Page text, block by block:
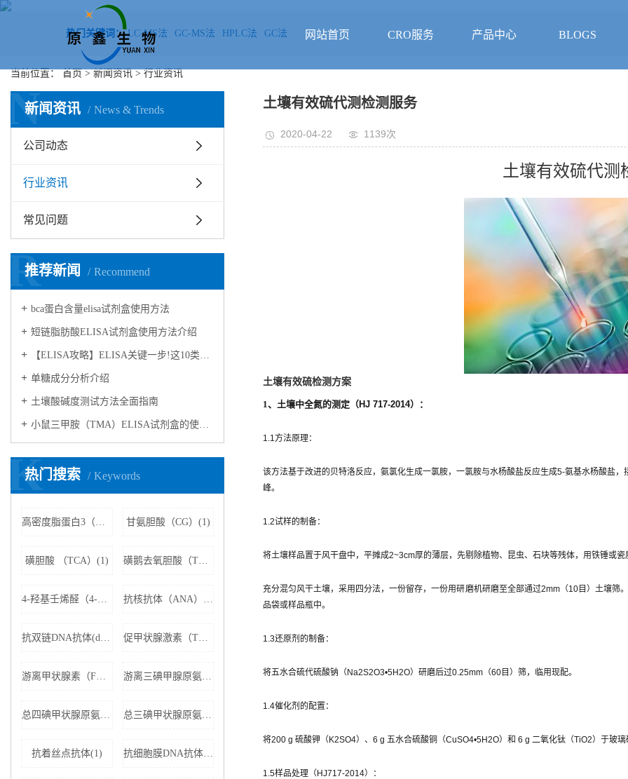
网站首页 CRO服务 产品中心 BLOGS
热门关键词： LC-MS法 GC-MS法 HPLC法 GC法
当前位置： 首页 > 新闻资讯 > 行业资讯
新闻资讯 News & Trends
N
公司动态
行业资讯
常见问题
推荐新闻 Recommend
R
bca蛋白含量elisa试剂盒使用方法
短链脂肪酸ELISA试剂盒使用方法介绍
【ELISA攻略】ELISA关键一步!这10类样品要如何处理?
​单糖成分分析介绍
​土壤酸碱度测试方法全面指南
小鼠三甲胺（TMA）ELISA试剂盒的使用方法
热门搜索 Keywords
K
高密度脂蛋白3（HDL3）(1) 甘氨胆酸（CG）(1)
磺胆酸 （TCA）(1) 磺鹅去氧胆酸（TCDCA）(1)
4-羟基壬烯醛（4-HNE）(1) 抗核抗体（ANA）(1)
抗双链DNA抗体(dsDNA)(1) 促甲状腺激素（TSH）(1)
游离甲状腺素（FT4）(1) 游离三碘甲腺原氨酸（FT3）(1)
总四碘甲状腺原氨酸（TT4）(1) 总三碘甲状腺原氨酸（TT3)(1)
抗着丝点抗体(1) 抗细胞膜DNA抗体(1)
土壤有效硫代测检测服务
2020-04-22 1139次
土壤有效硫代测
土壤有效硫检测方案
1、土壤中全氮的测定（HJ 717-2014）：
1.1方法原理：
该方法基于改进的贝特洛反应，氨氯化生成一氯胺，一氯胺与水杨酸盐反应生成5-氨基水杨酸盐
峰。
1.2试样的制备：
将土壤样品置于风干盘中，平摊成2~3cm厚的薄层，先剔除植物、昆虫、石块等残体，用铁锤或
充分混匀风干土壤，采用四分法，一份留存，一份用研磨机研磨至全部通过2mm（10目）土壤
品袋或样品瓶中。
1.3还原剂的制备：
将五水合硫代硫酸钠（Na2S2O3•5H2O）研磨后过0.25mm（60目）筛，临用现配。
1.4催化剂的配置：
将200 g 硫酸钾（K2SO4）、6 g 五水合硫酸铜（CuSO4•5H2O）和 6 g 二氧化钛（TiO2）于玻
1.5样品处理（HJ717-2014）：